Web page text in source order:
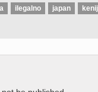
window) window)window)
ilegalno japan